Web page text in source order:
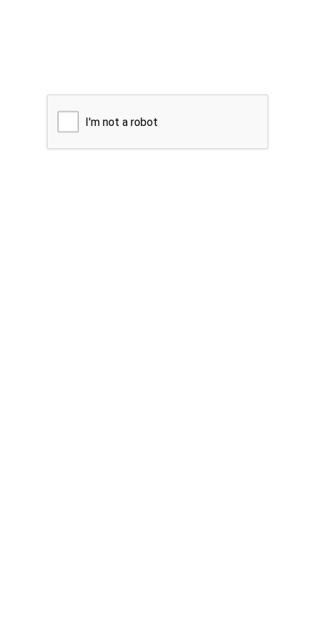
I'm not a robot